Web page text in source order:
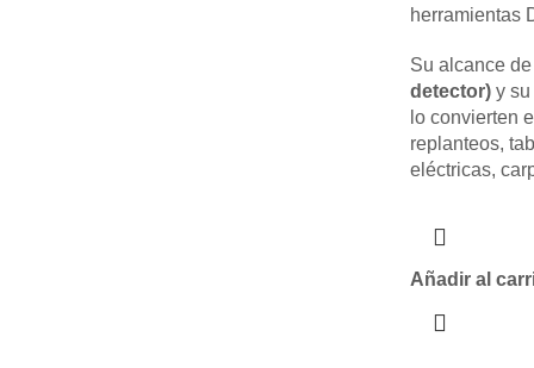
herramientas
Su alcance
detector)y su
lo convierten
replanteos,
eléctricas,
Añadir al